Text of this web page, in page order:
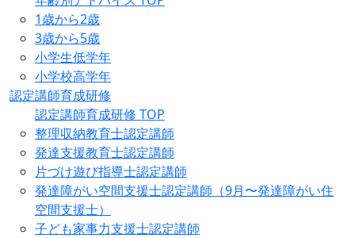
1歳から2歳
3歳から5歳
小学生低学年
小学校高学年
認定講師育成研修
認定講師育成研修 TOP
整理収納教育士認定講師
発達支援教育士認定講師
片づけ遊び指導士認定講師
発達障がい空間支援士認定講師（9月〜発達障がい住
空間支援士）
子ども家事力支援士認定講師